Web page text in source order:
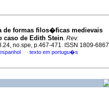
de formas filos�ficas medievais
caso de Edith Stein. Rev.
no.spe, p.467-471. ISSN 1809-6867
· texto em portugu�s